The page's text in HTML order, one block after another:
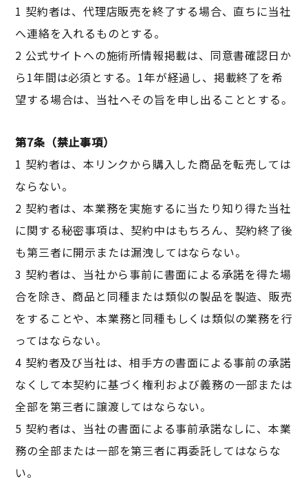
1 契約者は、代理店販売を終了する場合、直ちに当社
へ連絡を入れるものとする。
2 公式サイトへの施術所情報掲載は、同意書確認日か
ら1年間は必須とする。1年が経過し、掲載終了を希
望する場合は、当社へその旨を申し出ることとする。
第7条（禁止事項）
1 契約者は、本リンクから購入した商品を転売しては
ならない。
2 契約者は、本業務を実施するに当たり知り得た当社
に関する秘密事項は、契約中はもちろん、契約終了後
も第三者に開示または漏洩してはならない。
3 契約者は、当社から事前に書面による承諾を得た場
合を除き、商品と同種または類似の製品を製造、販売
をすることや、本業務と同種もしくは類似の業務を行
ってはならない。
4 契約者及び当社は、相手方の書面による事前の承諾
なくして本契約に基づく権利および義務の一部または
全部を第三者に譲渡してはならない。
5 契約者は、当社の書面による事前承諾なしに、本業
務の全部または一部を第三者に再委託してはならな
い。